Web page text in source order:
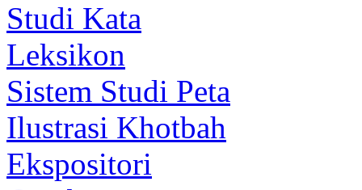
Studi Kata
Leksikon
Sistem Studi Peta
Ilustrasi Khotbah
Ekspositori